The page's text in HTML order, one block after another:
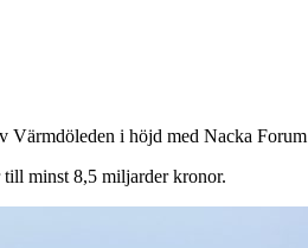
i höjd med Nacka
minst 8,5 miljarder kronor.